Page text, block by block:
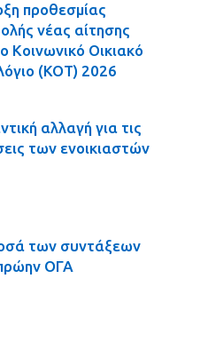
προθεσμίας
νέας αίτησης
Κοινωνικό Οικιακό
(ΚΟΤ) 2026
αλλαγή για τις
των ενοικιαστών
των συντάξεων
ΟΓΑ